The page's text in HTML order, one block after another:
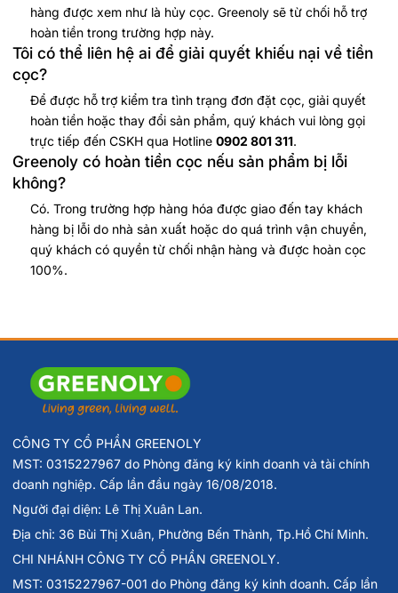
hàng được xem như là hủy cọc. Greenoly sẽ từ chối hỗ trợ
hoàn tiền trong trường hợp này.
Tôi có thể liên hệ ai để giải quyết khiếu nại về tiền
cọc?
Để được hỗ trợ kiểm tra tình trạng đơn đặt cọc, giải quyết
hoàn tiền hoặc thay đổi sản phẩm, quý khách vui lòng gọi
trực tiếp đến CSKH qua Hotline 0902 801 311.
Greenoly có hoàn tiền cọc nếu sản phẩm bị lỗi
không?
Có. Trong trường hợp hàng hóa được giao đến tay khách
hàng bị lỗi do nhà sản xuất hoặc do quá trình vận chuyển,
quý khách có quyền từ chối nhận hàng và được hoàn cọc
100%.
CÔNG TY CỔ PHẦN GREENOLY
MST: 0315227967 do Phòng đăng ký kinh doanh và tài chính
doanh nghiệp. Cấp lần đầu ngày 16/08/2018.
Người đại diện: Lê Thị Xuân Lan.
Địa chỉ: 36 Bùi Thị Xuân, Phường Bến Thành, Tp.Hồ Chí Minh.
CHI NHÁNH CÔNG TY CỔ PHẦN GREENOLY.
MST: 0315227967-001 do Phòng đăng ký kinh doanh. Cấp lần